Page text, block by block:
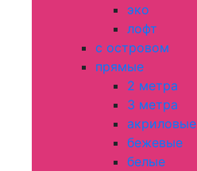
эко
лофт
с островом
прямые
2 метра
3 метра
акриловые
бежевые
белые